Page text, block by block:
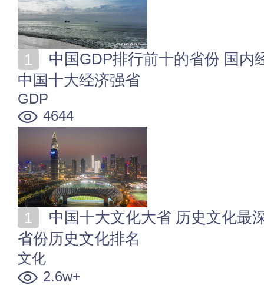
中国十大经济强省
GDP
4644
省份历史文化排名
文化
2.6w+